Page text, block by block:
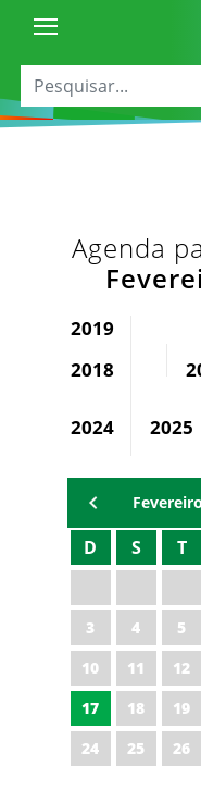
Agenda
2019
2018
2024 2025
Fevereiro
D S T
3
4 5
10
11 12
17
18 19
24
25 26